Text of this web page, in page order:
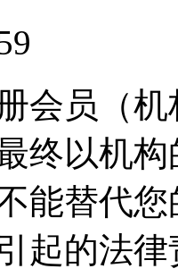
会员（
终以机
能替代
起的法